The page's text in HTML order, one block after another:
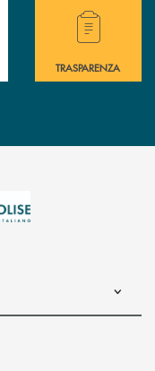
Hai bisogno di
TRASPARENZA